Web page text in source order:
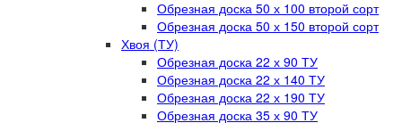
Обрезная доска 50 х 100 второй сорт
Обрезная доска 50 х 150 второй сорт
Хвоя (ТУ)
Обрезная доска 22 х 90 ТУ
Обрезная доска 22 х 140 ТУ
Обрезная доска 22 х 190 ТУ
Обрезная доска 35 х 90 ТУ